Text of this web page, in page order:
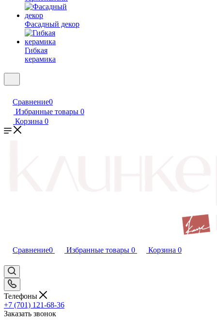
Фасадный декор
Гибкая
керамика
Сравнение0
Избранные товары 0
Корзина 0
Сравнение0 Избранные товары 0 Корзина 0
Телефоны
+7 (701) 121-68-36
Заказать звонок